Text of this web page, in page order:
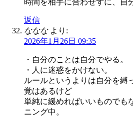
時間を相手に合わせずに、自
返信
ななな より:
2026年1月26日 09:35
・自分のことは自分でやる。
・人に迷惑をかけない。
ルールというよりは自分を縛
覚はあるけど
単純に緩めればいいものでも
ニング中。